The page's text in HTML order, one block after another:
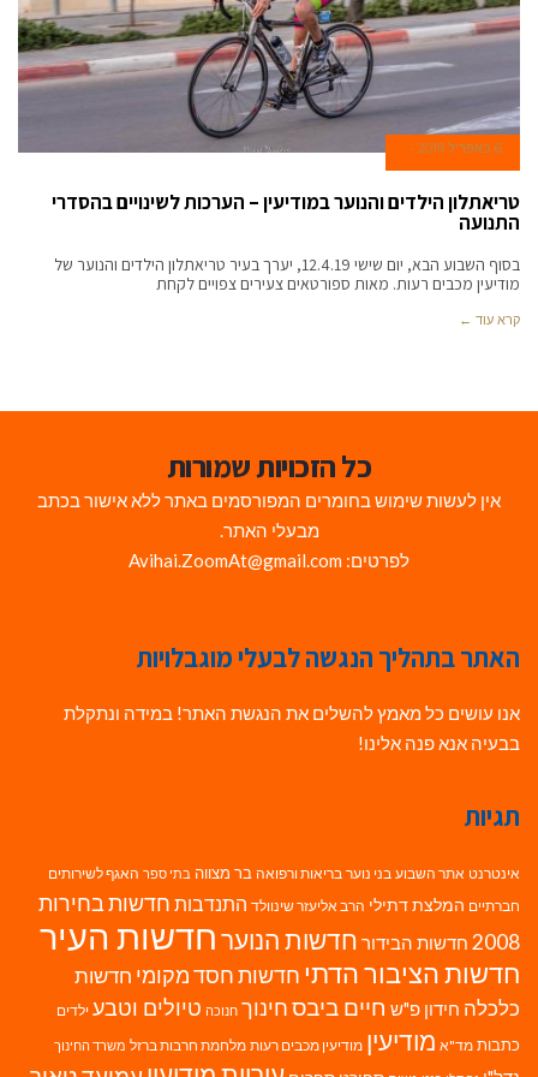
6 באפריל 2019
טריאתלון הילדים והנוער במודיעין – הערכות לשינויים בהסדרי
התנועה
בסוף השבוע הבא, יום שישי 12.4.19, יערך בעיר טריאתלון הילדים והנוער של
מודיעין מכבים רעות. מאות ספורטאים צעירים צפויים לקחת
קרא עוד ←
כל הזכויות שמורות
אין לעשות שימוש בחומרים המפורסמים באתר ללא אישור בכתב
מבעלי האתר.
לפרטים: Avihai.ZoomAt@gmail.com
האתר בתהליך הנגשה לבעלי מוגבלויות
אנו עושים כל מאמץ להשלים את הנגשת האתר! במידה ונתקלת
בבעיה אנא פנה אלינו!
תגיות
אינטרנט אתר השבוע בני נוער בריאות ורפואה בר מצווה בתי ספר האגף לשירותים
חברתיים המלצת דתילי הרב אליעזר שינוולד התנדבות חדשות בחירות
2008 חדשות הבידור חדשות הנוערחדשות העיר
חדשות הציבור הדתי חדשות חסד מקומי חדשות
כלכלה חידון פ"ש חיים ביבסחינוך חנוכה טיולים וטבע ילדים
כתבות מד"א מודיעין מודיעין מכבים רעות מלחמת חרבות ברזל משרד החינוך